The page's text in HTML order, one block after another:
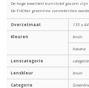
De hoge kwaliteit kunststof glazen zijn
De FitOfar greenline zonnebrillen
Overzetmaat 135 x
Kleuren bruin
havana
Lenscategorie
Lenskleur bruin
Categorie